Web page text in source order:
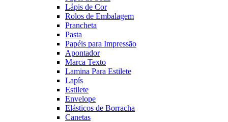
Lápis de Cor
Rolos de Embalagem
Prancheta
Pasta
Papéis para Impressão
Apontador
Marca Texto
Lamina Para Estilete
Lapís
Estilete
Envelope
Elásticos de Borracha
Canetas